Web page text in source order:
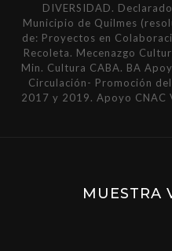
DIVERSIDAD.
Municipio de Quilmes
de: Proyectos en
Recoleta. Mecenazgo
Min. Cultura CABA. BA
Circulación- Promoción
2017 y 2019. Apoyo CNAC
MUESTRA